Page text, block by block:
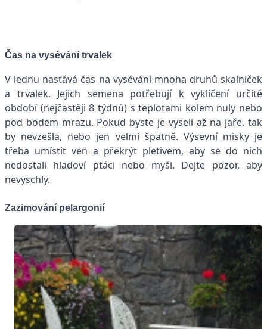
Čas na vysévání trvalek
V lednu nastává čas na vysévání mnoha druhů skalniček
a trvalek. Jejich semena potřebují k vyklíčení určité
období (nejčastěji 8 týdnů) s teplotami kolem nuly nebo
pod bodem mrazu. Pokud byste je vyseli až na jaře, tak
by nevzešla, nebo jen velmi špatně. Výsevní misky je
třeba umístit ven a překrýt pletivem, aby se do nich
nedostali hladoví ptáci nebo myši. Dejte pozor, aby
nevyschly.
Zazimování pelargonií